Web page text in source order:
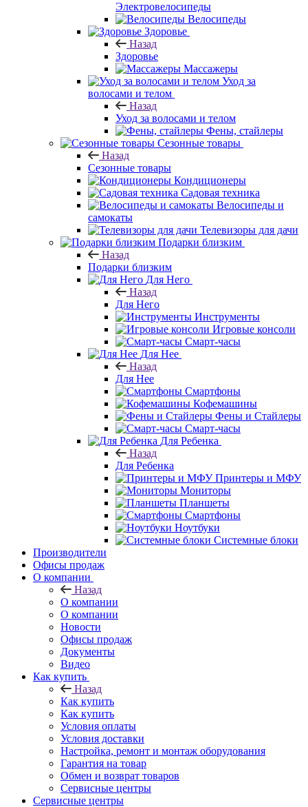
Электровелосипеды
Велосипеды
Здоровье
Назад
Здоровье
Массажеры
Уход за
волосами и телом
Назад
Уход за волосами и телом
Фены, стайлеры
Сезонные товары
Назад
Сезонные товары
Кондиционеры
Садовая техника
Велосипеды и
самокаты
Телевизоры для дачи
Подарки близким
Назад
Подарки близким
Для Него
Назад
Для Него
Инструменты
Игровые консоли
Смарт-часы
Для Нее
Назад
Для Нее
Смартфоны
Кофемашины
Фены и Стайлеры
Смарт-часы
Для Ребенка
Назад
Для Ребенка
Принтеры и МФУ
Мониторы
Планшеты
Смартфоны
Ноутбуки
Системные блоки
Производители
Офисы продаж
О компании
Назад
О компании
О компании
Новости
Офисы продаж
Документы
Видео
Как купить
Назад
Как купить
Как купить
Условия оплаты
Условия доставки
Настройка, ремонт и монтаж оборудования
Гарантия на товар
Обмен и возврат товаров
Сервисные центры
Сервисные центры